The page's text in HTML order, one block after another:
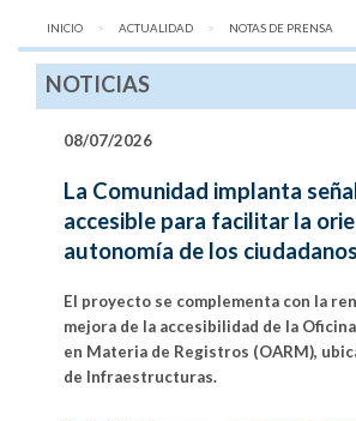
INICIO ACTUALIDAD AQUÍ:
NOTAS DE PRENSA
NOTICIAS
08/07/2026
La Comunidad implanta
accesible para facilitar la
autonomía de los ciudadanos
El proyecto se complementa con la
mejora de la accesibilidad de la
en Materia de Registros (OARM),
de Infraestructuras.